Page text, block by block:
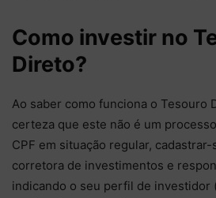
Como investir no
Direto?
Ao saber como funciona o Tesouro
certeza que este não é um
CPF em situação regular,
corretora de investimentos e
indicando o seu perfil de investidor